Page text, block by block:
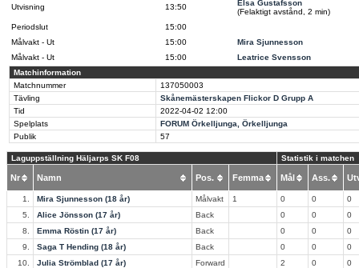
Utvisning 13:50
Elsa Gustafsson
(Felaktigt avstånd, 2 min)
Periodslut
15:00
Målvakt - Ut
15:00
Mira Sjunnesson
Målvakt - Ut
15:00
Leatrice Svensson
Matchinformation
Matchnummer
137050003
Tävling
Skånemästerskapen Flickor D Grupp A
Tid
2022-04-02 12:00
Spelplats
FORUM Örkelljunga, Örkelljunga
Publik
57
Laguppställning Häljarps SK F08 Statistik i matchen
Nr Namn Pos. Femma Mål Ass.
1. Mira Sjunnesson (18 år) Målvakt 1 0 0
0
5.
Alice Jönsson (17 år) Back 0 0
0
8.
Emma Röstin (17 år) Back 0 0
0
9.
Saga T Hending (18 år) Back 0 0
0
10.
Julia Strömblad (17 år) Forward 2 0
0